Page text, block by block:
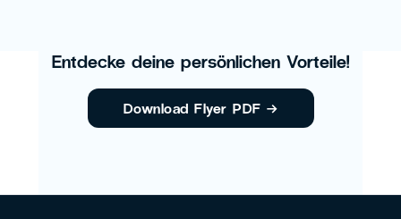
Entdecke deine persönlichen Vorteile!
Download Flyer PDF →